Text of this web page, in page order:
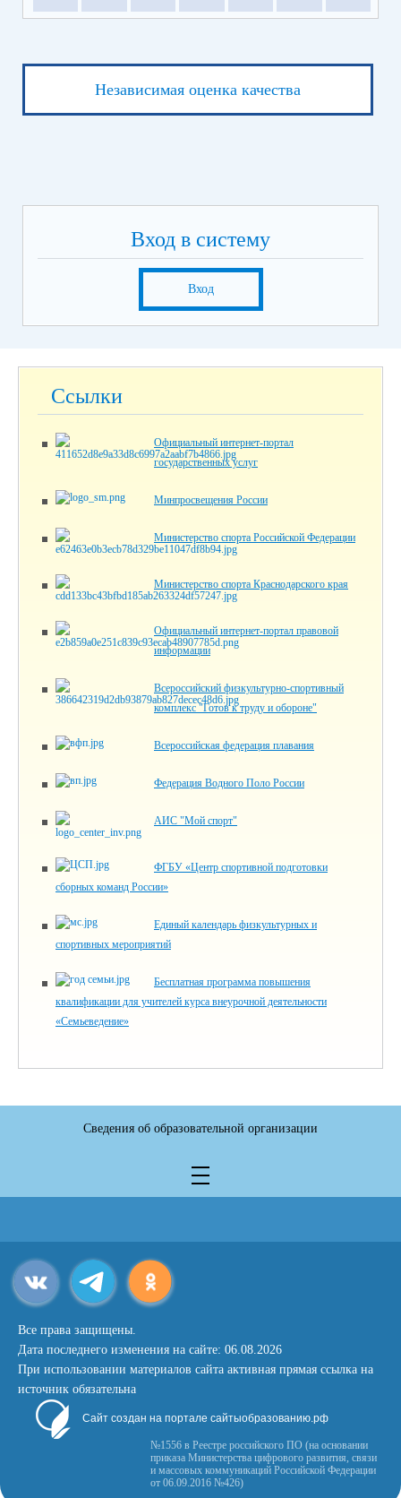
Независимая оценка качества
Вход в систему
Вход
Ссылки
Официальный интернет-портал
государственных услуг
Минпросвещения России
Министерство спорта Российской Федерации
Министерство спорта Краснодарского края
Официальный интернет-портал правовой
информации
Всероссийский физкультурно-спортивный
комплекс "Готов к труду и обороне"
Всероссийская федерация плавания
Федерация Водного Поло России
АИС "Мой спорт"
ФГБУ «Центр спортивной подготовки
сборных команд России»
Единый календарь физкультурных и
спортивных мероприятий
Бесплатная программа повышения
квалификации для учителей курса внеурочной деятельности
«Семьеведение»
Сведения об образовательной организации
Все права защищены.
Дата последнего изменения на сайте: 06.08.2026
При использовании материалов сайта активная прямая ссылка на
источник обязательна
Сайт создан на портале сайтыобразованию.рф
№1556 в Реестре российского ПО (на основании
приказа Министерства цифрового развития, связи
и массовых коммуникаций Российской Федерации
от 06.09.2016 №426)